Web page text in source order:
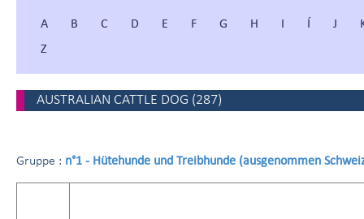
A B C D E F G H I Í J
Z
AUSTRALIAN CATTLE DOG (287)
Gruppe : n°1 - Hütehunde und Treibhunde (ausgenommen